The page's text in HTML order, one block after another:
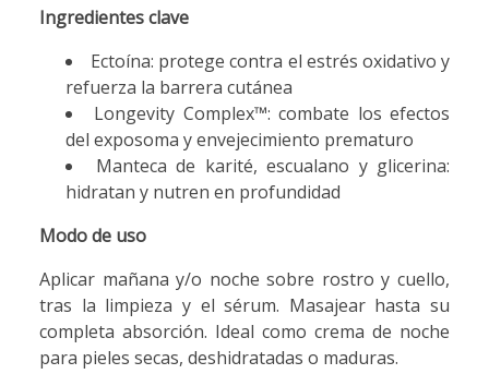
Ingredientes clave
Ectoína: protege contra el estrés oxidativo y
refuerza la barrera cutánea
Longevity Complex™: combate los efectos
del exposoma y envejecimiento prematuro
Manteca de karité, escualano y glicerina:
hidratan y nutren en profundidad
Modo de uso
Aplicar mañana y/o noche sobre rostro y cuello,
tras la limpieza y el sérum. Masajear hasta su
completa absorción. Ideal como crema de noche
para pieles secas, deshidratadas o maduras.